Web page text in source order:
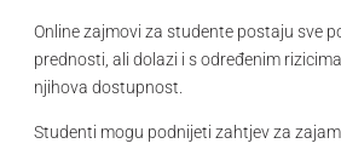
Online zajmovi za studente postaju sve
prednosti, ali dolazi i s određenim
njihova dostupnost.
Studenti mogu podnijeti zahtjev za